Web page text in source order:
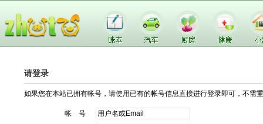
请登录
如果您在本站已拥有帐号，请使用已有的帐号信息直接进行登录即可，不需
帐 号